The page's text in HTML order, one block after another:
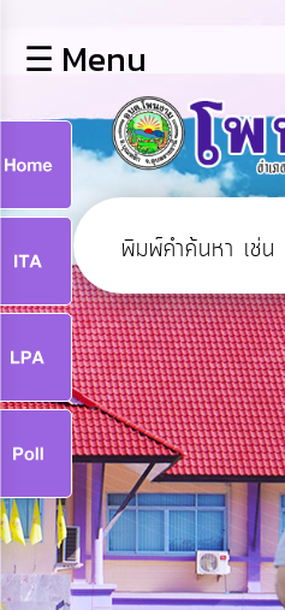
หลัก
ข้อมูล
พื้น
ฐาน
บุคลากร
แผน
ยุทธศาสตร์
ข่าวสาร
กิจการ
สภา
บริการ
ข้อมูล
☰ Menu